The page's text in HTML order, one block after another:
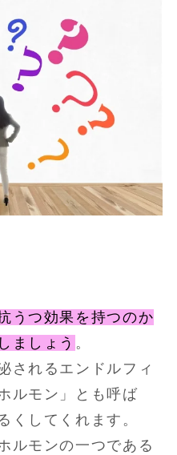
うつ効果を持つのか
ましょう 。
されるエンドルフィ
ルモン」とも呼ば
くしてくれます。
ルモンの一つである